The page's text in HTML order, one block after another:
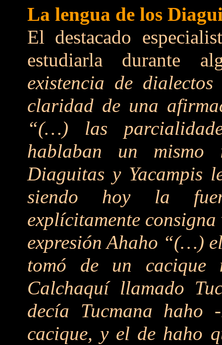
La lengua de los
El destacado
estudiarla durante
existencia de
claridad de una
“(…) las
hablaban un mismo
Diaguitas y Yacampis
siendo hoy la
explícitamente
expresión Ahaho “(…)
tomó de un cacique
Calchaquí llamado
decía Tucmana haho
cacique, y el de haho